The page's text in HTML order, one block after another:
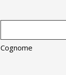
Cognome